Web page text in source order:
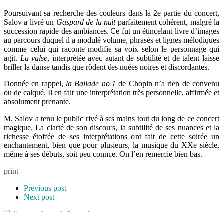
Poursuivant sa recherche des couleurs dans la 2e partie du concert,
Salov a livré un Gaspard de la nuitparfaitement cohérent, malgré la
succession rapide des ambiances. Ce fut un étincelant livre d’images
au parcours duquel il a modulé volume, phrasés et lignes mélodiques
comme celui qui raconte modifie sa voix selon le personnage qui
agit. La valse, interprétée avec autant de subtilité et de talent laisse
briller la danse tandis que rôdent des nuées noires et discordantes.
Donnée en rappel, la Ballade no 1 de Chopin n’a rien de convenu
ou de calqué. Il en fait une interprétation très personnelle, affirmée et
absolument prenante.
M. Salov a tenu le public rivé à ses mains tout du long de ce concert
magique. La clarté de son discours, la subtilité de ses nuances et la
richesse étoffée de ses interprétations ont fait de cette soirée un
enchantement, bien que pour plusieurs, la musique du XXe siècle,
même à ses débuts, soit peu connue. On l’en remercie bien bas.
print
Previous post
Next post